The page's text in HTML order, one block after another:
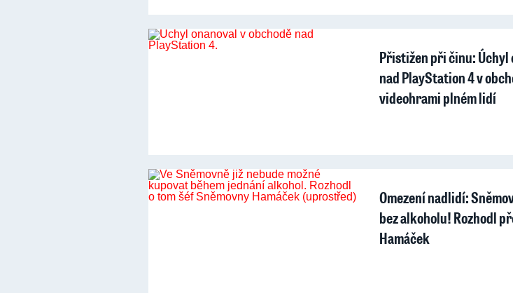
Přistižen při činu: Úchyl
nad PlayStation 4 v
videohrami plném lidí
Omezení nadlidí:
bez alkoholu! Rozhodl
Hamáček